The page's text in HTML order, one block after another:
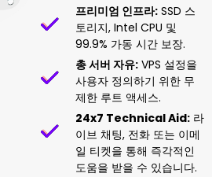
프리미엄 인프라: SSD 스
토리지, Intel CPU 및
99.9% 가동 시간 보장.
총 서버 자유: VPS 설정을
사용자 정의하기 위한 무
제한 루트 액세스.
24x7 Technical Aid: 라
이브 채팅, 전화 또는 이메
일 티켓을 통해 즉각적인
도움을 받을 수 있습니다.